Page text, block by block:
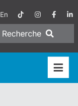
En
Recherche